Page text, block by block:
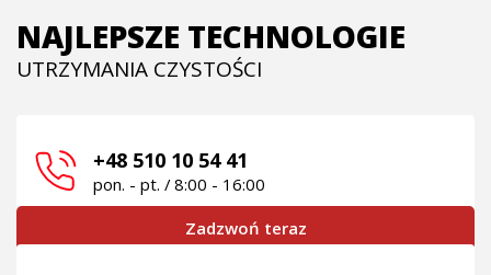
NAJLEPSZE TECHNOLOGIE
UTRZYMANIA CZYSTOŚCI
+48 510 10 54 41
pon. - pt. / 8:00 - 16:00
Zadzwoń teraz